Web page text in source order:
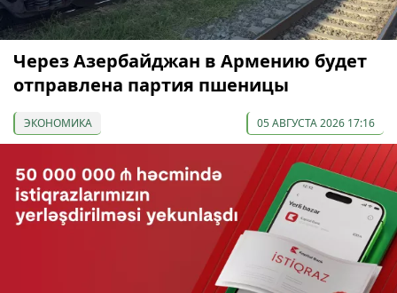
Через Азербайджан в Армению будет
отправлена партия пшеницы
ЭКОНОМИКА 05 АВГУСТА 2026 17:16